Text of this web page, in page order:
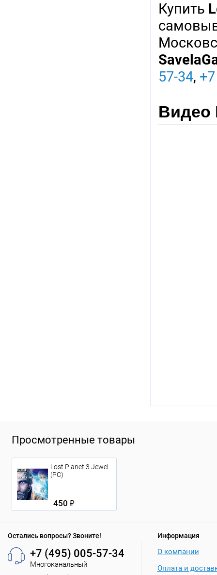
Купить
57-34,
Видео
Просмотренные товары
Lost Planet 3 Jewel
(PC)
450 ₽
Остались вопросы? Звоните!
+7 (495) 005-57-34
Многоканальный
Информация
О компании
Оплата и